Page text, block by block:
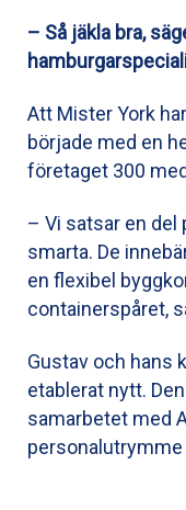
– Så jäkla bra,
Att Mister York
började med en
företaget 300
– Vi satsar en del
smarta. De
en flexibel
containerspåret,
Gustav och hans
etablerat nytt.
samarbetet med
personalutrymme